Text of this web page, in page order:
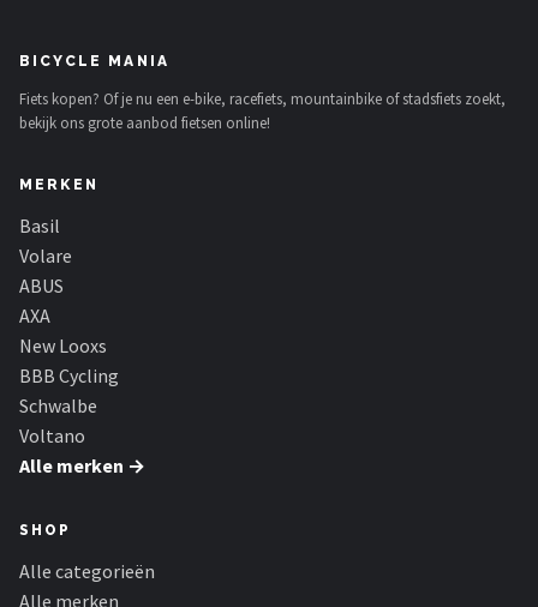
Voltano
Cortina
Alle merken →
BICYCLE MANIA
Fiets kopen? Of je nu een e-bike, racefiets, mountainbike of stadsfiets zoekt,
bekijk ons grote aanbod fietsen online!
MERKEN
Basil
Volare
ABUS
AXA
New Looxs
BBB Cycling
Schwalbe
Voltano
Alle merken →
SHOP
Alle categorieën
Alle merken